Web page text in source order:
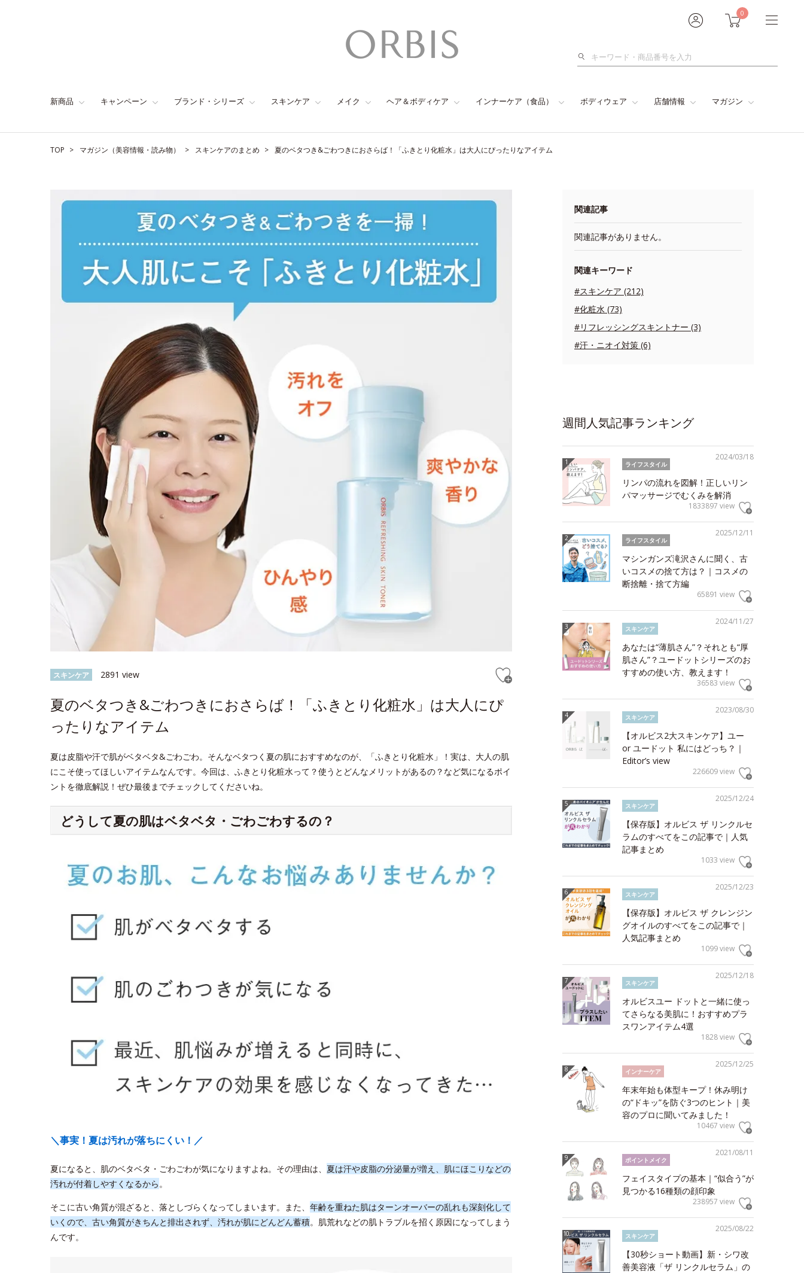
0
検
新商品 キャンペーン ブランド・シリーズ スキンケア メイク ヘア＆ボディケア インナーケア（食品） ボディウェア 店舗情報 マガジン
TOP マガジン（美容情報・読み物） スキンケアのまとめ 夏のベタつき&ごわつきにおさらば！「ふきとり化粧水」は大人にぴったりなアイテム
スキンケア 2891 view
夏のベタつき&ごわつきにおさらば！「ふきとり化粧水」は大人にぴ
ったりなアイテム
夏は皮脂や汗で肌がベタベタ&ごわごわ。そんなベタつく夏の肌におすすめなのが、「ふきとり化粧水」！実は、大人の肌
にこそ使ってほしいアイテムなんです。今回は、ふきとり化粧水って？使うとどんなメリットがあるの？など気になるポイ
ントを徹底解説！ぜひ最後までチェックしてくださいね。
どうして夏の肌はベタベタ・ごわごわするの？
＼事実！夏は汚れが落ちにくい！／
夏になると、肌のベタベタ・ごわごわが気になりますよね。その理由は、 夏は汗や皮脂の分泌量が増え、肌にほこりなどの
汚れが付着しやすくなるから 。
そこに古い角質が混ざると、落としづらくなってしまいます。また、 年齢を重ねた肌はターンオーバーの乱れも深刻化して
いくので、古い角質がきちんと排出されず、汚れが肌にどんどん蓄積。肌荒れなどの肌トラブルを招く原因になってしまう
んです。
関連記事
関連記事がありません。
関連キーワード
#スキンケア (212)
#化粧水 (73)
#リフレッシングスキントナー (3)
#汗・ニオイ対策 (6)
週間人気記事ランキング
2024/03/18
ライフスタイル
リンパの流れを図解！正しいリン
パマッサージでむくみを解消
1833897 view
2025/12/11
ライフスタイル
マシンガンズ滝沢さんに聞く、古
いコスメの捨て方は？｜コスメの
断捨離・捨て方編
65891 view
2024/11/27
スキンケア
あなたは“薄肌さん”？それとも“厚
肌さん”？ユードットシリーズのお
すすめの使い方、教えます！
36583 view
2023/08/30
スキンケア
【オルビス2大スキンケア】ユー
or ユードット 私にはどっち？｜
Editor’s view
226609 view
2025/12/24
スキンケア
【保存版】オルビス ザ リンクルセ
ラムのすべてをこの記事で｜人気
記事まとめ
1033 view
2025/12/23
スキンケア
【保存版】オルビス ザ クレンジン
グオイルのすべてをこの記事で｜
人気記事まとめ
1099 view
2025/12/18
スキンケア
オルビスユー ドットと一緒に使っ
てさらなる美肌に！おすすめプラ
スワンアイテム4選
1828 view
2025/12/25
インナーケア
年末年始も体型キープ！休み明け
の“ドキッ”を防ぐ3つのヒント｜美
容のプロに聞いてみました！
10467 view
2021/08/11
ポイントメイク
フェイスタイプの基本｜“似合う”が
見つかる16種類の顔印象
238957 view
2025/08/22
スキンケア
【30秒ショート動画】新・シワ改
善美容液「ザ リンクルセラム」の